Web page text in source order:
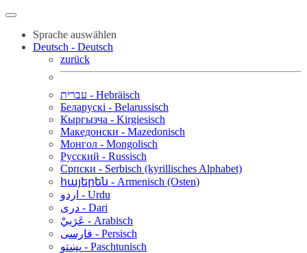
Sprache auswählen
Deutsch - Deutsch
zurück
עברית - Hebräisch
Беларускі - Belarussisch
Кыргызча - Kirgiesisch
Македонски - Mazedonisch
Монгол - Mongolisch
Русский - Russisch
Српски - Serbisch (kyrillisches Alphabet)
հայերեն - Armenisch (Osten)
اردو - Urdu
دری - Dari
عَرَبيْ - Arabisch
فارسی - Persisch
پښتو - Paschtunisch